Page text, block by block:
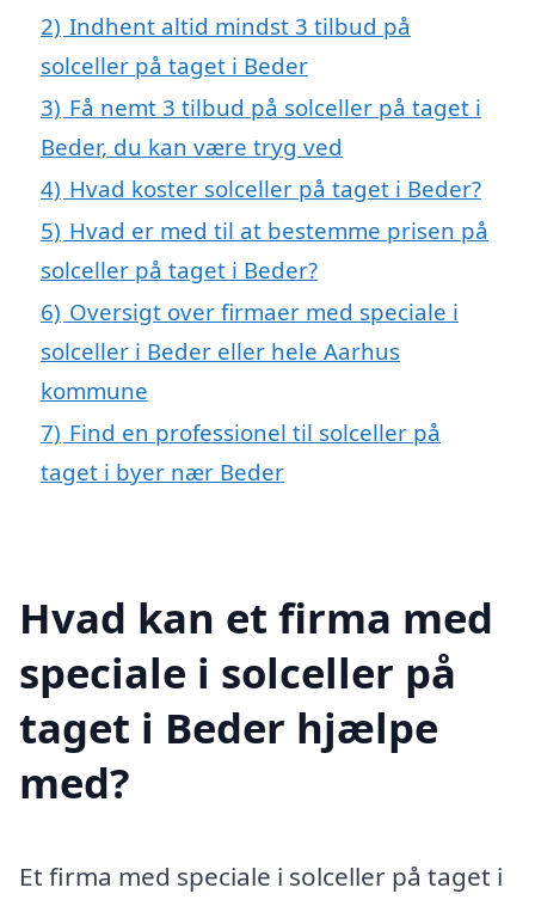
2) Indhent altid mindst 3 tilbud på
solceller på taget i Beder
3) Få nemt 3 tilbud på solceller på taget i
Beder, du kan være tryg ved
4) Hvad koster solceller på taget i Beder?
5) Hvad er med til at bestemme prisen på
solceller på taget i Beder?
6) Oversigt over firmaer med speciale i
solceller i Beder eller hele Aarhus
kommune
7) Find en professionel til solceller på
taget i byer nær Beder
Hvad kan et firma med
speciale i solceller på
taget i Beder hjælpe
med?
Et firma med speciale i solceller på taget i